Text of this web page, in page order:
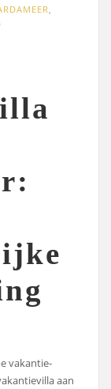
vakantie-
aan